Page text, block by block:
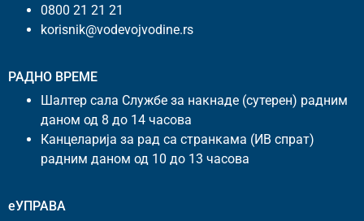
0800 21 21 21
korisnik@vodevojvodine.rs
РАДНО ВРЕМЕ
Шалтер сала Службе за накнаде (сутерен) радним
даном од 8 до 14 часова
Канцеларија за рад са странкама (ИВ спрат)
радним даном од 10 до 13 часова
еУПРАВА